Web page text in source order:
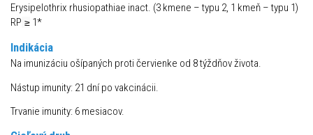
Erysipelothrix rhusiopathiae inact. (3 kmene – typu 2, 1 kmeň – typu 1)
RP ≥ 1*
Indikácia
Na imunizáciu ošípaných proti červienke od 8 týždňov života.
Nástup imunity: 21 dní po vakcinácii.
Trvanie imunity: 6 mesiacov.